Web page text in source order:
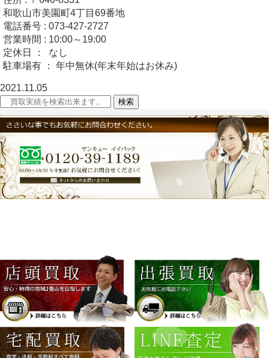
和歌山市美園町4丁目69番地
電話番号 : 073-427-2727
営業時間 : 10:00～19:00
定休日 ： なし
駐車場有 ： 年中無休(年末年始はお休み)
2021.11.05